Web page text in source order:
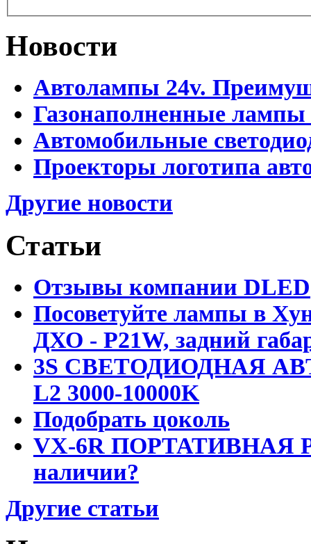
Новости
Автолампы 24v.
Газонаполненные
Автомобильные
Проекторы логотипа
Другие новости
Статьи
Отзывы компании DLED
Посоветуйте лампы в
ДХО - P21W, задний
3S СВЕТОДИОДНАЯ
L2 3000-10000K
Подобрать цоколь
VX-6R ПОРТАТИВНАЯ
наличии?
Другие статьи